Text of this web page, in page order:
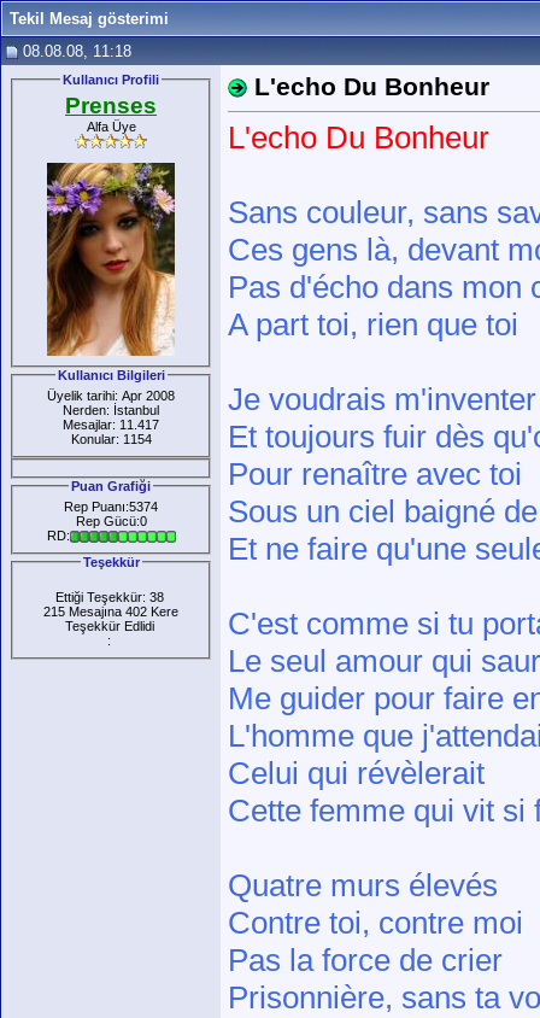
Tekil Mesaj gösterimi
08.08.08, 11:18
Kullanıcı Profili
Prenses
Alfa Üye
Kullanıcı Bilgileri
Üyelik tarihi: Apr 2008
Nerden: İstanbul
Mesajlar: 11.417
Konular: 1154
Puan Grafiği
Rep Puanı:5374
Rep Gücü:0
RD:
Teşekkür
Ettiği Teşekkür: 38
215 Mesajına 402 Kere
Teşekkür Edlidi
:
L'echo Du Bonheur
L'echo Du Bonheur
Sans couleur, sans
Ces gens là, devant
Pas d'écho dans mon
A part toi, rien que toi
Je voudrais
Et toujours fuir dès
Pour renaître avec toi
Sous un ciel baigné
Et ne faire qu'une
C'est comme si tu
Le seul amour qui
Me guider pour faire
L'homme que
Celui qui révèlerait
Cette femme qui vit si
Quatre murs élevés
Contre toi, contre moi
Pas la force de crier
Prisonnière, sans ta